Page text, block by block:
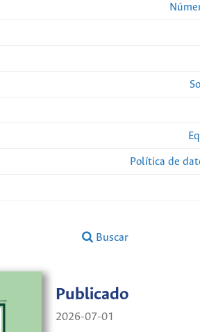
Política de
Buscar
Publicado
2026-07-01